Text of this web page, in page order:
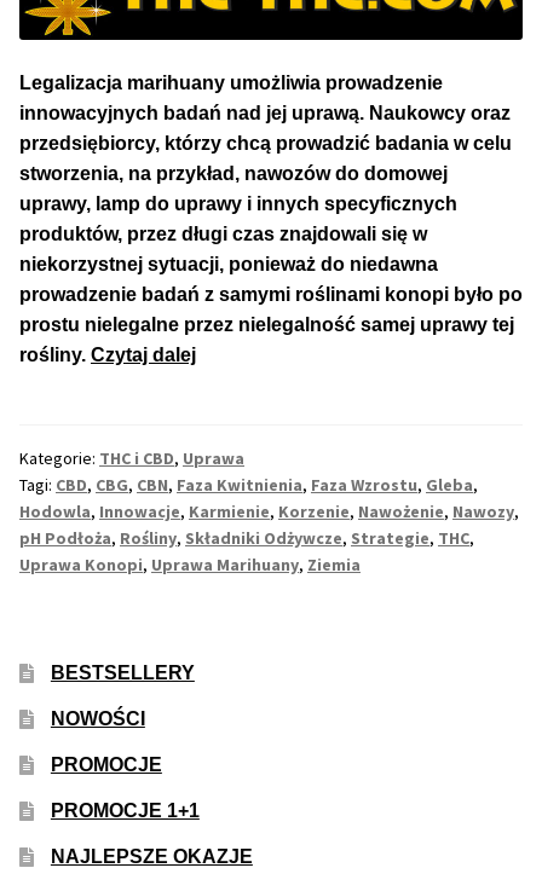
Automaty XXL
Pełnosezonowe XXL
Szybkie Automaty
Max THC 21% i Więcej
Odporne Odmiany
Medyczne Odmiany
Przewaga Indica
Przewaga Sativa
100% Sativa
50% Indica i 50% Sativa
Mix Paczki i Zestawy
Duże Oryginalne Opakowania
Legalizacja marihuany umożliwia prowadzenie
innowacyjnych badań nad jej uprawą. Naukowcy oraz
przedsiębiorcy, którzy chcą prowadzić badania w celu
stworzenia, na przykład, nawozów do domowej
uprawy, lamp do uprawy i innych specyficznych
produktów, przez długi czas znajdowali się w
niekorzystnej sytuacji, ponieważ do niedawna
prowadzenie badań z samymi roślinami konopi było po
prostu nielegalne przez nielegalność samej uprawy tej
rośliny. Czytaj dalejNajnowsze
Marihuany
Kategorie: THC i CBD, Uprawa
Tagi: CBD, CBG, CBN, Faza Kwitnienia, Faza Wzrostu, Gleba,
Hodowla, Innowacje, Karmienie, Korzenie, Nawożenie, Nawozy,
pH Podłoża, Rośliny, Składniki Odżywcze, Strategie, THC,
Uprawa Konopi, Uprawa Marihuany, Ziemia
BESTSELLERY
NOWOŚCI
PROMOCJE
PROMOCJE 1+1
NAJLEPSZE OKAZJE